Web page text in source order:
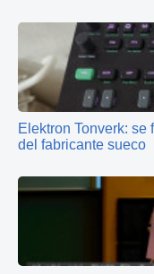
Elektron Tonverk:
del fabricante sueco